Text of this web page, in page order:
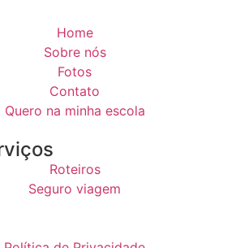
Home
Sobre nós
Fotos
Contato
Quero na minha escola
Roteiros
Seguro viagem